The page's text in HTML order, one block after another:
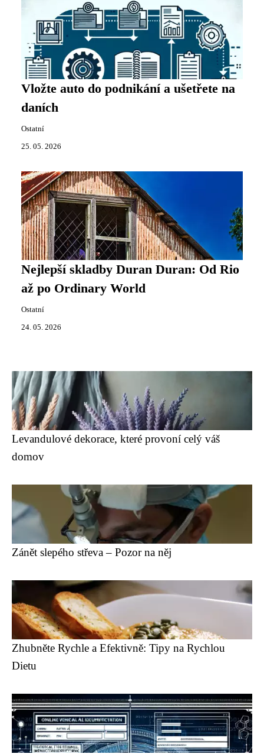
Vložte auto do podnikání a ušetřete na
daních
Ostatní
25. 05. 2026
Nejlepší skladby Duran Duran: Od Rio
až po Ordinary World
Ostatní
24. 05. 2026
Levandulové dekorace, které provoní celý váš
domov
Zánět slepého střeva – Pozor na něj
Zhubněte Rychle a Efektivně: Tipy na Rychlou
Dietu